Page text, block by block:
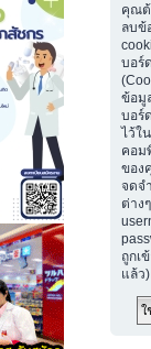
คุณต้
ลบข้
บอร์
ข้อมู
บอร์
ไว้ใน
คอม
ของ
จดจ
ต่าง
ถูกเ
แล้ว)